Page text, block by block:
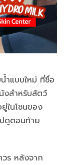
ำแบบใหม่ ที่ชื่อ
งสำหรับสัตว์
ในโซนของ
ดูตอนท้าย
ร หลังจาก